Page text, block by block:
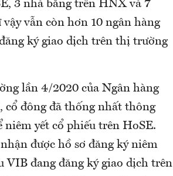
3 nhà băng trên HNX và 7
vẫn còn hơn 10 ngân hàng
ký giao dịch trên thị trường
lần 4/2020 của Ngân hàng
cổ đông đã thống nhất thông
niêm yết cổ phiếu trên HoSE.
được hồ sơ đăng ký niêm
VIB đang đăng ký giao dịch trên